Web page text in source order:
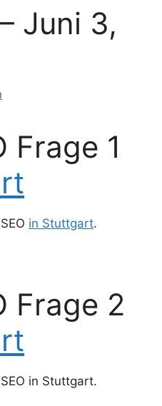
Juni 3,
Frage 1
in Stuttgart.
Frage 2
in Stuttgart.